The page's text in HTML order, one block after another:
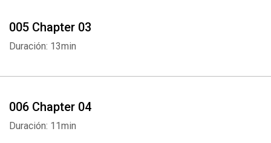
005 Chapter 03
Duración: 13min
006 Chapter 04
Duración: 11min